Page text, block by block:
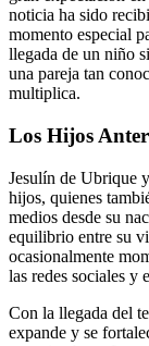
noticia ha sido
momento especial
llegada de un niño
una pareja tan
multiplica.
Los Hijos
Jesulín de Ubrique
hijos, quienes
medios desde su
equilibrio entre su
ocasionalmente
las redes sociales y
Con la llegada del
expande y se